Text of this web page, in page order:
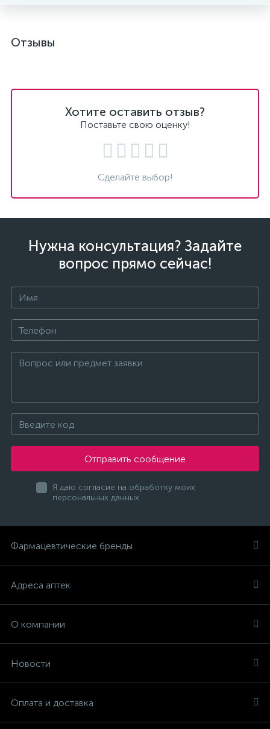
Отзывы
Хотите оставить отзыв?
Поставьте свою оценку!
Сделайте выбор!
Нужна консультация? Задайте
вопрос прямо сейчас!
Отправить сообщение
Я даю согласие на обработку моих
персональных данных
Фармацевтические бренды
Адреса аптек
О компании
Новости
Оплата и доставка